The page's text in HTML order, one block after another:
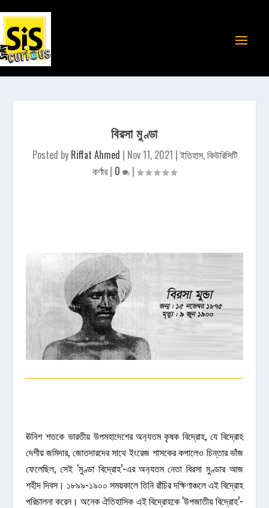
বিরসা মুণ্ডা
Posted by Riffat Ahmed | Nov 11, 2021 |ইতিহাস,কিউরিসিটি
কর্ণার| 0 |
ঊনিশ শতকে ভারতীয় উপমহাদেশের অন্যতম কৃষক বিদ্রোহ, যে বিদ্রোহ
দেশীয় জমিদার, জোতদারদের সাথেইংরেজ শাসকের কপালেও চিন্তার ভাঁজ
ফেলেছিল, সেই ‘মুণ্ডা বিদ্রোহ’-এর অন্যতম নেতা বিরসা মুণ্ডার আজ
শহীদ দিবস। ১৮৯৯-১৯০০ সময়কালে তিনি রাঁচির দক্ষিণাঞ্চলে এই বিদ্রোহ
পরিচালনা করেন। অনেক ঐতিহাসিক এই বিদ্রোহকে ‘উপজাতীয় বিদ্রোহ’-